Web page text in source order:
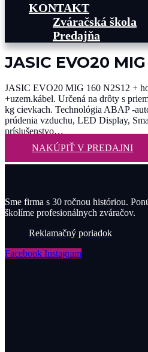
KONTAKT
Zváračská škola
Predajňa
JASIC EVO20 MIG
JASIC EVO20 MIG 160 N2S12 +
+uzem.kábel. Určená na drôty s
kg cievkach. Technológia ABAP -
prúdenia vzduchu, LED Display,
príslušenstvo…
NAKÚPIŤ V PREDAJNI
Sme firma s 30 ročnou históriou.
školíme profesionálnych zváračov.
Reklamačný poriadok
Facebook Instagram